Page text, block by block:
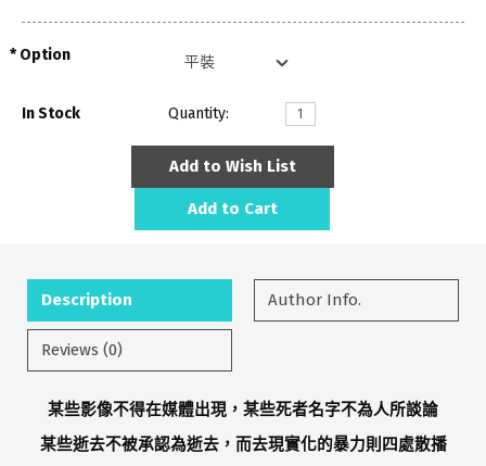
Option
In Stock Quantity:
Add to Wish List
Add to Cart
Description Author Info.
Reviews (0)
某些影像不得在媒體出現，某些死者名字不為人所談論
某些逝去不被承認為逝去，而去現實化的暴力則四處散播